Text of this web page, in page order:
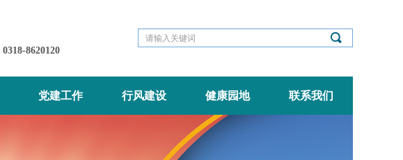
끠
0318-8620120
党建工作 行风建设 健康园地 联系我们